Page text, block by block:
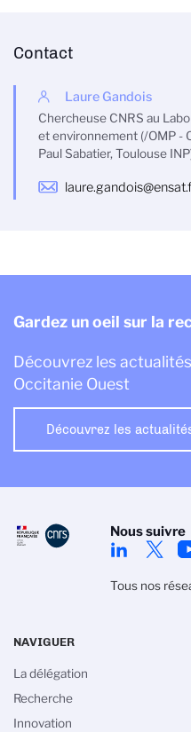
Contact
Laure Gandois
Chercheuse CNRS au
et environnement (/OMP -
Paul Sabatier, Toulouse
Gardez un oeil sur la
Découvrez les
Occitanie Ouest
Découvrez les
Nous suivre
Tous nos
NAVIGUER
La délégation
Recherche
Innovation